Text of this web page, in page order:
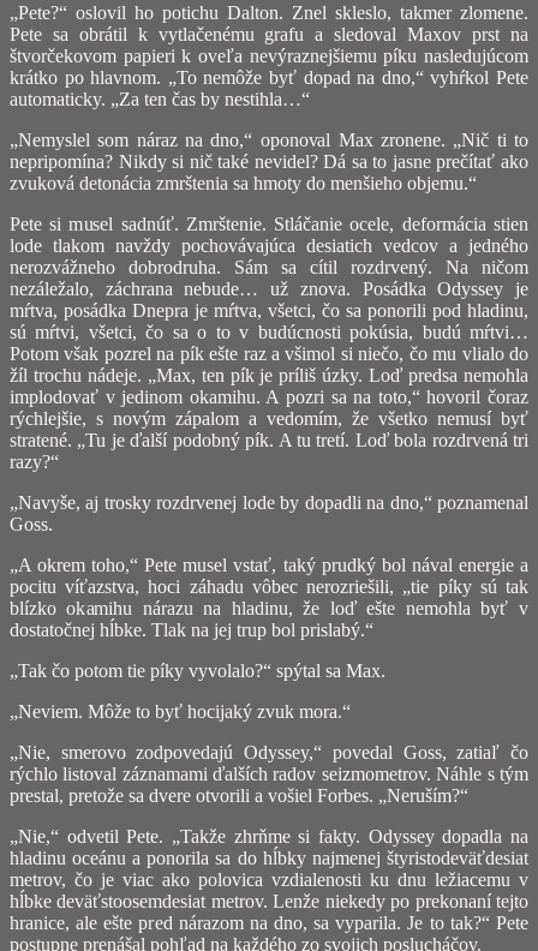
„Pete?“ oslovil ho potichu Dalton. Znel skleslo, takmer zlomene.
Pete sa obrátil k vytlačenému grafu a sledoval Maxov prst na
štvorčekovom papieri k oveľa nevýraznejšiemu píku nasledujúcom
krátko po hlavnom. „To nemôže byť dopad na dno,“ vyhŕkol Pete
automaticky. „Za ten čas by nestihla…“
„Nemyslel som náraz na dno,“ oponoval Max zronene. „Nič ti to
nepripomína? Nikdy si nič také nevidel? Dá sa to jasne prečítať ako
zvuková detonácia zmrštenia sa hmoty do menšieho objemu.“
Pete si musel sadnúť. Zmrštenie. Stláčanie ocele, deformácia stien
lode tlakom navždy pochovávajúca desiatich vedcov a jedného
nerozvážneho dobrodruha. Sám sa cítil rozdrvený. Na ničom
nezáležalo, záchrana nebude… už znova. Posádka Odyssey je
mŕtva, posádka Dnepra je mŕtva, všetci, čo sa ponorili pod hladinu,
sú mŕtvi, všetci, čo sa o to v budúcnosti pokúsia, budú mŕtvi…
Potom však pozrel na pík ešte raz a všimol si niečo, čo mu vlialo do
žíl trochu nádeje. „Max, ten pík je príliš úzky. Loď predsa nemohla
implodovať v jedinom okamihu. A pozri sa na toto,“ hovoril čoraz
rýchlejšie, s novým zápalom a vedomím, že všetko nemusí byť
stratené. „Tu je ďalší podobný pík. A tu tretí. Loď bola rozdrvená tri
razy?“
„Navyše, aj trosky rozdrvenej lode by dopadli na dno,“ poznamenal
Goss.
„A okrem toho,“ Pete musel vstať, taký prudký bol nával energie a
pocitu víťazstva, hoci záhadu vôbec nerozriešili, „tie píky sú tak
blízko okamihu nárazu na hladinu, že loď ešte nemohla byť v
dostatočnej hĺbke. Tlak na jej trup bol prislabý.“
„Tak čo potom tie píky vyvolalo?“ spýtal sa Max.
„Neviem. Môže to byť hocijaký zvuk mora.“
„Nie, smerovo zodpovedajú Odyssey,“ povedal Goss, zatiaľ čo
rýchlo listoval záznamami ďalších radov seizmometrov. Náhle s tým
prestal, pretože sa dvere otvorili a vošiel Forbes. „Neruším?“
„Nie,“ odvetil Pete. „Takže zhrňme si fakty. Odyssey dopadla na
hladinu oceánu a ponorila sa do hĺbky najmenej štyristodeväťdesiat
metrov, čo je viac ako polovica vzdialenosti ku dnu ležiacemu v
hĺbke deväťstoosemdesiat metrov. Lenže niekedy po prekonaní tejto
hranice, ale ešte pred nárazom na dno, sa vyparila. Je to tak?“ Pete
postupne prenášal pohľad na každého zo svojich poslucháčov.